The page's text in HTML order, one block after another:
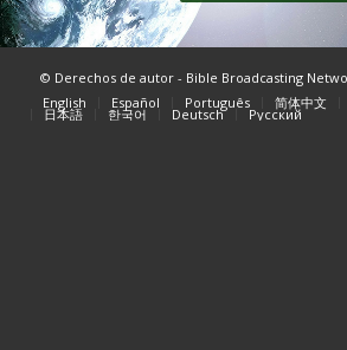
© Derechos de autor - Bible Broadcasting
English
Español Português 简体中文
日本語 한국어 Deutsch Pусский